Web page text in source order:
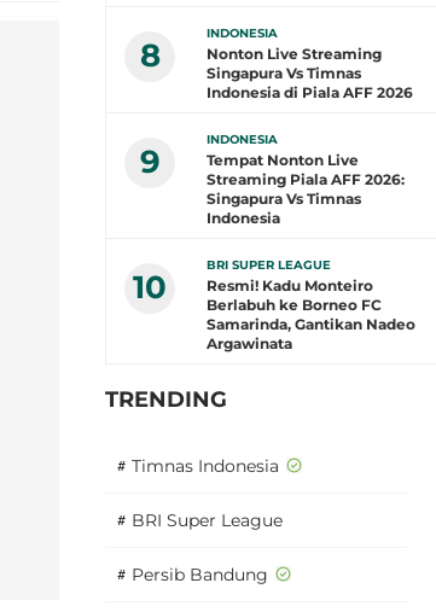
8
INDONESIA
Nonton Live Streaming
Singapura Vs Timnas
Indonesia di Piala AFF 2026
9
INDONESIA
Tempat Nonton Live
Streaming Piala AFF 2026:
Singapura Vs Timnas
Indonesia
10
BRI SUPER LEAGUE
Resmi! Kadu Monteiro
Berlabuh ke Borneo FC
Samarinda, Gantikan Nadeo
Argawinata
TRENDING
# Timnas Indonesia
# BRI Super League
# Persib Bandung